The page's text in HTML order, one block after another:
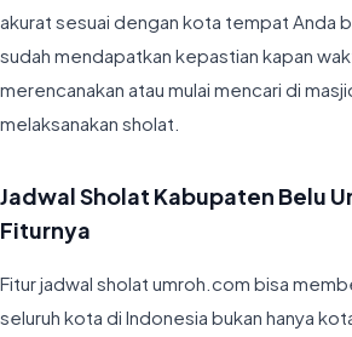
akurat sesuai dengan kota tempat Anda
sudah mendapatkan kepastian kapan
merencanakan atau mulai mencari di
melaksanakan sholat.
Jadwal Sholat Kabupaten Belu
Fiturnya
Fitur jadwal sholat umroh.com bisa
seluruh kota di Indonesia bukan hanya